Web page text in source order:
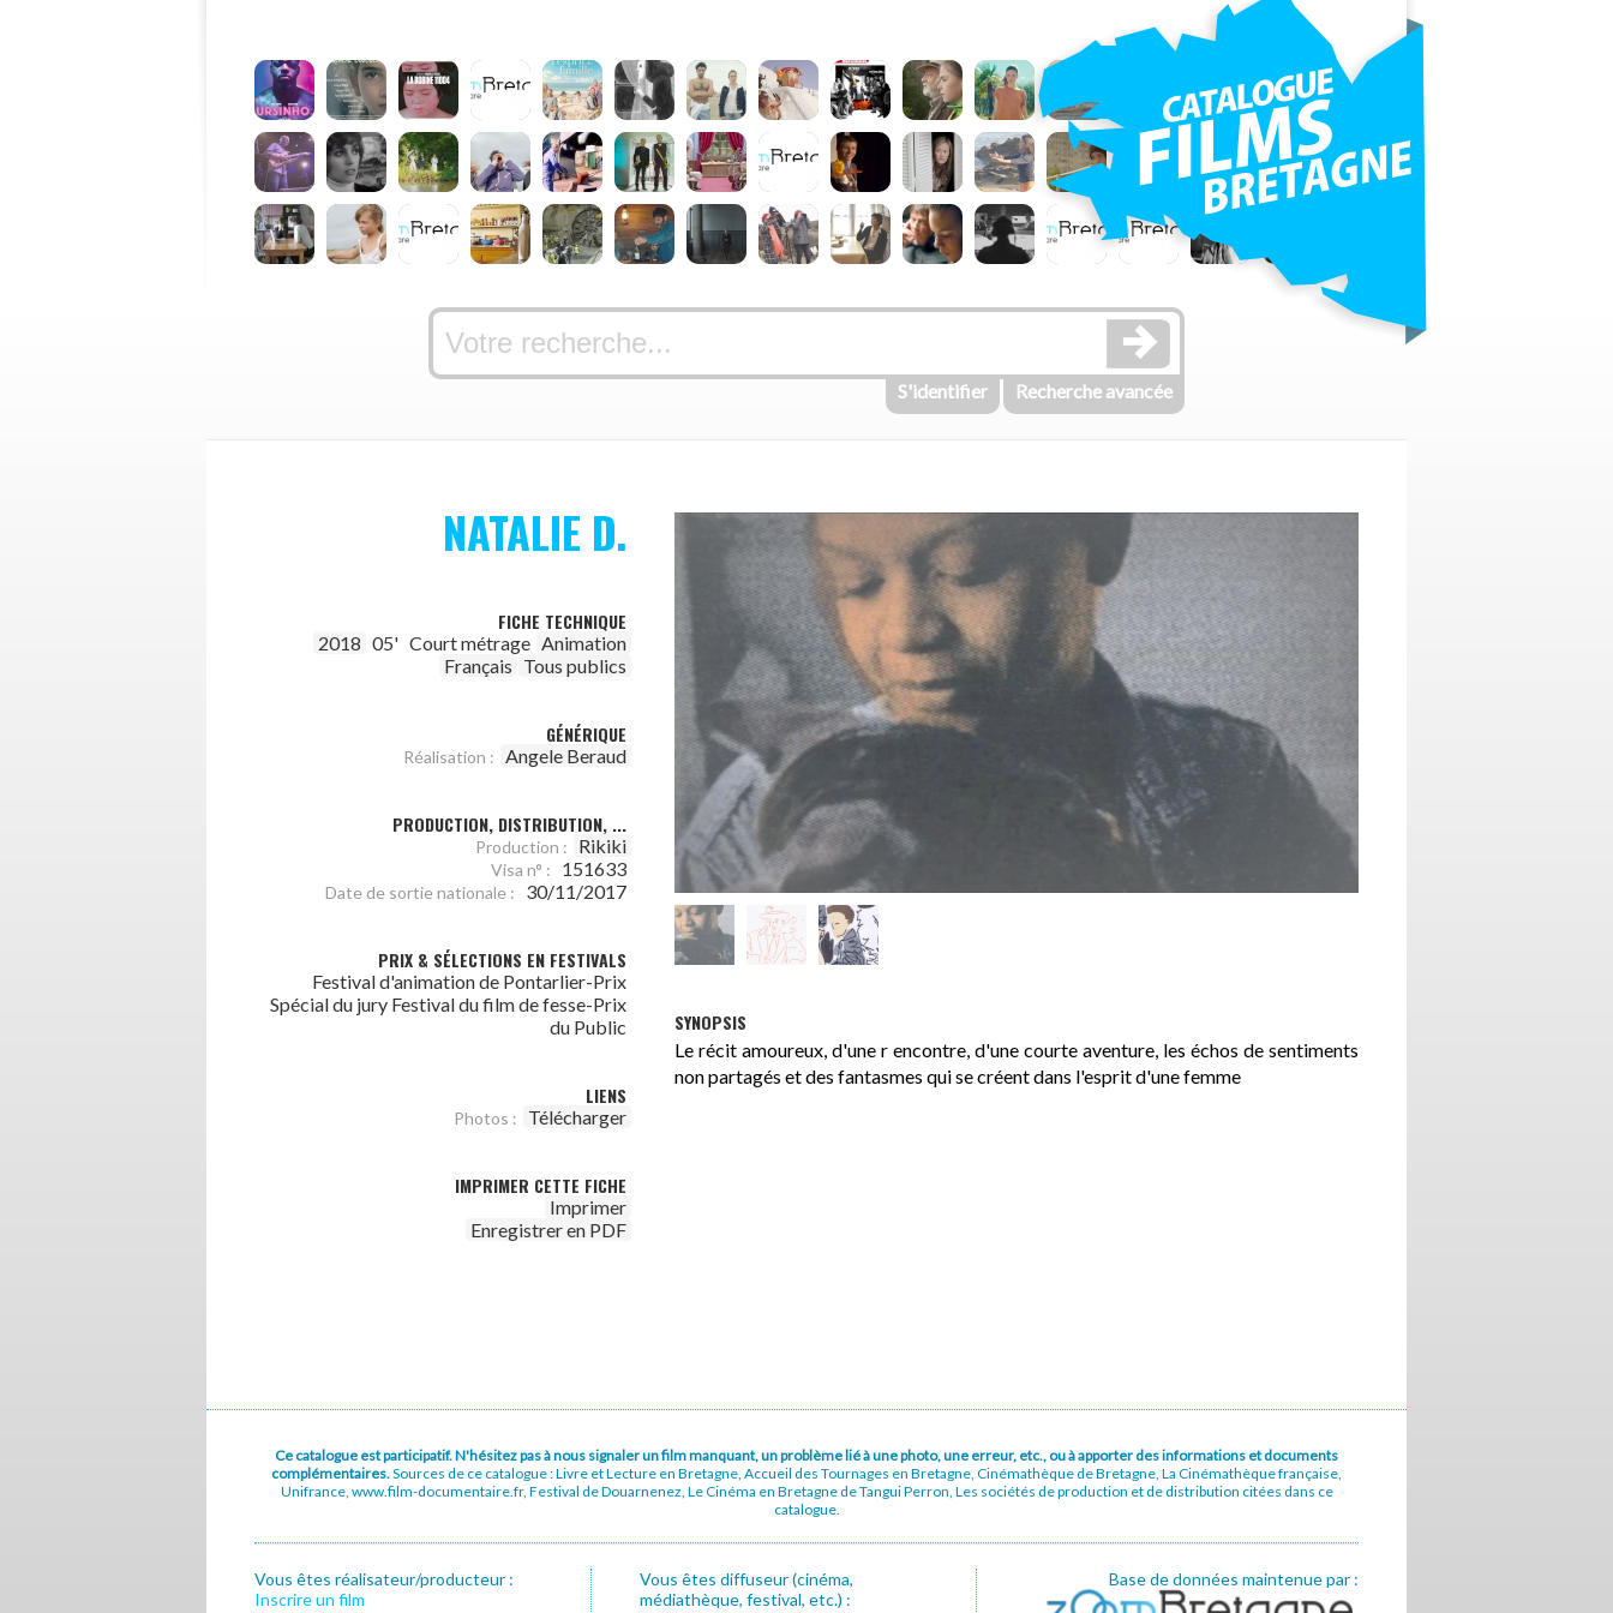
S'identifier Recherche avancée
NATALIE D.
FICHE TECHNIQUE
2018 05' Court métrage Animation
Français Tous publics
GÉNÉRIQUE
Réalisation : Angele Beraud
PRODUCTION, DISTRIBUTION, ...
Production : Rikiki
Visa n° : 151633
Date de sortie nationale : 30/11/2017
PRIX & SÉLECTIONS EN FESTIVALS
Festival d'animation de Pontarlier-Prix
Spécial du jury Festival du film de fesse-Prix
du Public
LIENS
Photos : Télécharger
IMPRIMER CETTE FICHE
Imprimer
Enregistrer en PDF
SYNOPSIS
Le récit amoureux, d'une r encontre, d'une courte aventure, les échos de sentiments
non partagés et des fantasmes qui se créent dans l'esprit d'une femme
Ce catalogue est participatif. N'hésitez pas à nous signaler un film manquant, un problème lié à une photo, une erreur, etc., ou à apporter des informations et documents
complémentaires.Sources de ce catalogue : Livre et Lecture en Bretagne, Accueil des Tournages en Bretagne, Cinémathèque de Bretagne, La Cinémathèque française,
Unifrance, www.film-documentaire.fr, Festival de Douarnenez, Le Cinéma en Bretagne de Tangui Perron, Les sociétés de production et de distribution citées dans ce
catalogue.
Vous êtes réalisateur/producteur :
Inscrire un film
Vous êtes diffuseur (cinéma,
médiathèque, festival, etc.) :
Base de données maintenue par :